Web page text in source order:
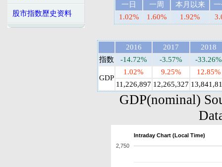
股市指数歷史资料
一日
一周 本月以来
1.02%
1.60% 1.92%
2016 2017
2018
指数
-14.72% -3.57% -33.26%
GDP
1.02% 9.25%
12.85%
11,226,897 12,265,327
GDP(nominal)
Intraday Chart (Local Time)
2,750